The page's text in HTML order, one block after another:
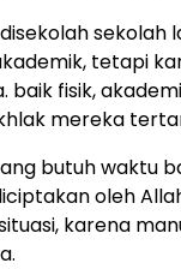
sekolah
tetapi
baik fisik,
mereka
butuh waktu
oleh
karena